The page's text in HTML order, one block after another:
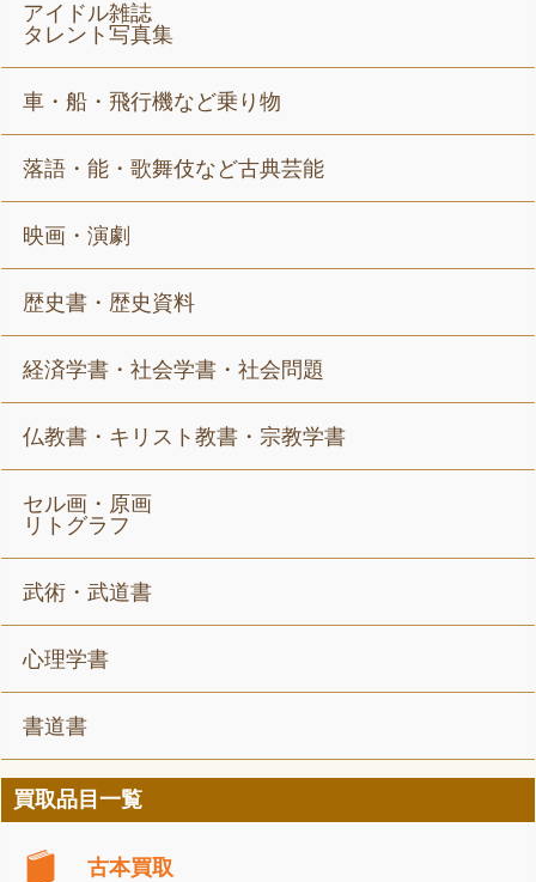
アイドル雑誌
タレント写真集
車・船・飛行機など乗り物
落語・能・歌舞伎など古典芸能
映画・演劇
歴史書・歴史資料
経済学書・社会学書・社会問題
仏教書・キリスト教書・宗教学書
セル画・原画
リトグラフ
武術・武道書
心理学書
書道書
買取品目一覧
古本買取